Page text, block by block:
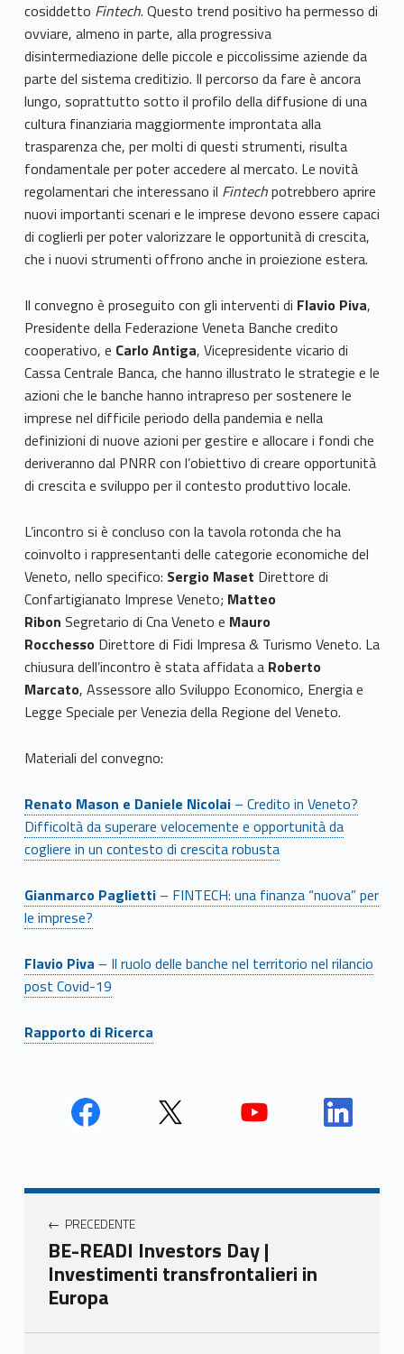
cosiddetto Fintech. Questo trend positivo ha permesso di
ovviare, almeno in parte, alla progressiva
disintermediazione delle piccole e piccolissime aziende da
parte del sistema creditizio. Il percorso da fare è ancora
lungo, soprattutto sotto il profilo della diffusione di una
cultura finanziaria maggiormente improntata alla
trasparenza che, per molti di questi strumenti, risulta
fondamentale per poter accedere al mercato. Le novità
regolamentari che interessano il Fintechpotrebbero aprire
nuovi importanti scenari e le imprese devono essere capaci
di coglierli per poter valorizzare le opportunità di crescita,
che i nuovi strumenti offrono anche in proiezione estera.
Il convegno è proseguito con gli interventi di Flavio Piva,
Presidente della Federazione Veneta Banche credito
cooperativo, e Carlo Antiga, Vicepresidente vicario di
Cassa Centrale Banca, che hanno illustrato le strategie e le
azioni che le banche hanno intrapreso per sostenere le
imprese nel difficile periodo della pandemia e nella
definizioni di nuove azioni per gestire e allocare i fondi che
deriveranno dal PNRR con l’obiettivo di creare opportunità
di crescita e sviluppo per il contesto produttivo locale.
L’incontro si è concluso con la tavola rotonda che ha
coinvolto i rappresentanti delle categorie economiche del
Veneto, nello specifico: Sergio Maset Direttore di
Confartigianato Imprese Veneto; Matteo
Ribon Segretario di Cna Veneto e Mauro
RocchessoDirettore di Fidi Impresa & Turismo Veneto. La
chiusura dell’incontro è stata affidata a Roberto
Marcato, Assessore allo Sviluppo Economico, Energia e
Legge Speciale per Venezia della Regione del Veneto.
Materiali del convegno:
Renato Mason e Daniele Nicolai– Credito in Veneto?
Difficoltà da superare velocemente e opportunità da
cogliere in un contesto di crescita robusta
Gianmarco Paglietti– FINTECH: una finanza “nuova” per
le imprese?
Flavio Piva – Il ruolo delle banche nel territorio nel rilancio
post Covid-19
Rapporto di Ricerca
Unio
mer
e
Ven
eto
Unio
e
Ven
Unio
e
Ven
Unio
Navigazione articoli
PRECEDENTE
BE-READI Investors Day |
Investimenti transfrontalieri in
Europa